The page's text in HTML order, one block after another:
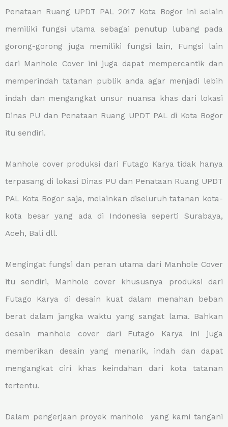
Penataan Ruang UPDT PAL 2017 Kota Bogor ini selain
memiliki fungsi utama sebagai penutup lubang pada
gorong-gorong juga memiliki fungsi lain, Fungsi lain
dari Manhole Cover ini juga dapat mempercantik dan
memperindah tatanan publik anda agar menjadi lebih
indah dan mengangkat unsur nuansa khas dari lokasi
Dinas PU dan Penataan Ruang UPDT PAL di Kota Bogor
itu sendiri.
Manhole cover produksi dari Futago Karya tidak hanya
terpasang di lokasi Dinas PU dan Penataan Ruang UPDT
PAL Kota Bogor saja, melainkan diseluruh tatanan kota-
kota besar yang ada di Indonesia seperti Surabaya,
Aceh, Bali dll.
Mengingat fungsi dan peran utama dari Manhole Cover
itu sendiri, Manhole cover khususnya produksi dari
Futago Karya di desain kuat dalam menahan beban
berat dalam jangka waktu yang sangat lama. Bahkan
desain manhole cover dari Futago Karya ini juga
memberikan desain yang menarik, indah dan dapat
mengangkat ciri khas keindahan dari kota tatanan
tertentu.
Dalam pengerjaan proyek manhole yang kami tangani